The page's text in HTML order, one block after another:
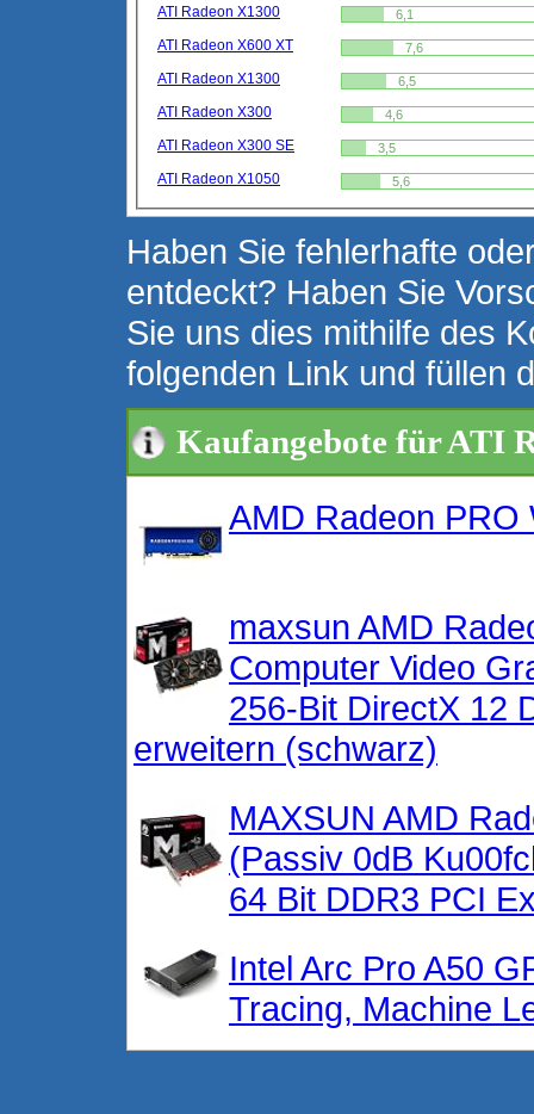
ATI Radeon X1300 6,1
ATI Radeon X600 XT 7,6
ATI Radeon X1300 6,5
ATI Radeon X300 4,6
ATI Radeon X300 SE 3,5
ATI Radeon X1050 5,6
Haben Sie fehlerhafte
entdeckt? Haben Sie
Sie uns dies mithilfe des
folgenden Link und füllen
Kaufangebote für ATI
AMD Radeon PRO
maxsun AMD
Computer Video
256-Bit DirectX 12
erweitern (schwarz)
MAXSUN AMD
(Passiv 0dB
64 Bit DDR3 PCI
Intel Arc Pro A50
Tracing, Machine